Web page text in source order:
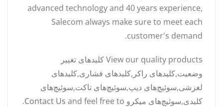
advanced technology and 40 years experience,
Salecom always make sure to meet each
customer's demand.
View our quality products کلیدهای تغییر
وضعیت,کلیدهای راکر,کلیدهای فشاری,کلیدهای
لغزشی,سوئیچ‌های دیپ,سوئیچ‌های تاکت,سوئیچ‌های
کلیدی,سوئیچ‌های میکرو and feel free to
Contact Us
.